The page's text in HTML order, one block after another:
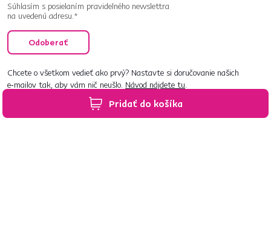
Pridať do košíka
Súhlasím s posielaním pravidelného newslettra
na uvedenú adresu.*
Odoberať
Chcete o všetkom vedieť ako prvý? Nastavte si doručovanie našich
e‑mailov tak, aby vám nič neušlo. Návod nájdete tu.